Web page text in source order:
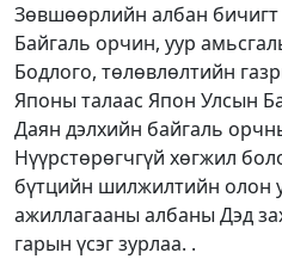
Зөвшөөрлийн албан
Байгаль орчин, уур
Бодлого, төлөвлөлтийн
Японы талаас Япон Улсын
Даян дэлхийн байгаль
Нүүрстөрөгчгүй хөгжил
бүтцийн шилжилтийн олон
ажиллагааны албаны Дэд
гарын үсэг зурлаа. .